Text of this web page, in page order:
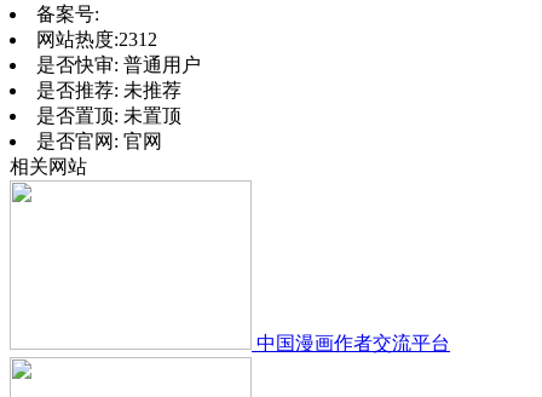
备案号:
网站热度:2312
是否快审: 普通用户
是否推荐: 未推荐
是否置顶: 未置顶
是否官网: 官网
相关网站
中国漫画作者交流平台